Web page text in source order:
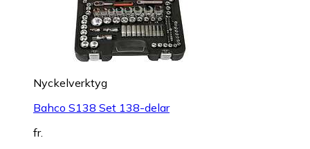
Nyckelverktyg
Bahco S138 Set 138-delar
fr.